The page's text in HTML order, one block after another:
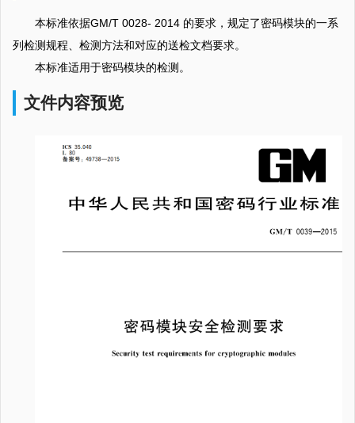
本标准依据GM/T 0028- 2014 的要求，规定了密码模块的一系
列检测规程、检测方法和对应的送检文档要求。
本标准适用于密码模块的检测。
文件内容预览